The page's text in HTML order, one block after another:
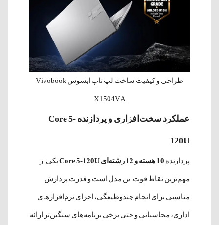
طراحی و کیفیت ساخت لپ تاپ ایسوس Vivobook
X1504VA
عملکرد سخت‌افزاری و پردازنده Core 5-
120U
پردازنده 10 هسته و 12 رشته‌ای Core 5-120U یکی از
مهم‌ترین نقاط قوت این مدل است و قدرت پردازش
مناسبی برای انجام چندوظیفگی، اجرای نرم‌افزارهای
اداری، محاسباتی و حتی برخی برنامه‌های سنگین‌تر ارائه